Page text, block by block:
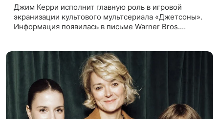
Джим Керри исполнит главную роль в игровой
экранизации культового мультсериала «Джетсоны».
Информация появилась в письме Warner Bros.